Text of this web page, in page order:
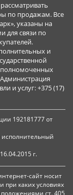
по продажам. Все
указаны на
для связи по
и
и услуг: +375 (17)
192181777 от
г.
сайт носит
каких условиях
ст. 405